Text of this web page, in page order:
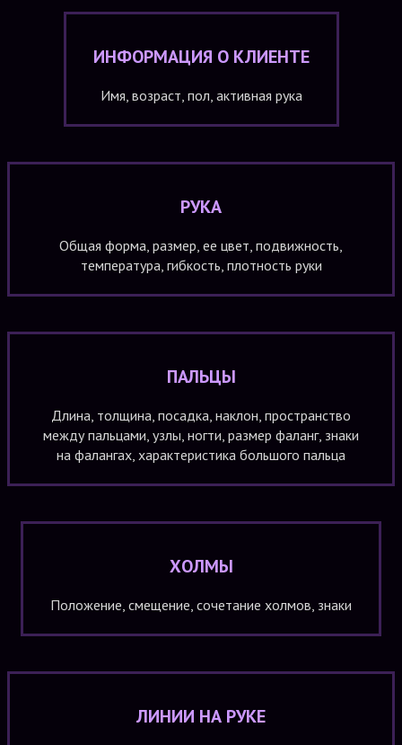
ИНФОРМАЦИЯ О КЛИЕНТЕ
Имя, возраст, пол, активная рука
РУКА
Общая форма, размер, ее цвет, подвижность,
температура, гибкость, плотность руки
ПАЛЬЦЫ
Длина, толщина, посадка, наклон, пространство
между пальцами, узлы, ногти, размер фаланг, знаки
на фалангах, характеристика большого пальца
ХОЛМЫ
Положение, смещение, сочетание холмов, знаки
ЛИНИИ НА РУКЕ